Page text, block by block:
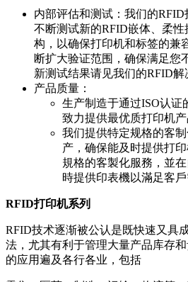
内部评估和测试：我们的
不断测试新的RFID嵌体、柔
构，以确保打印机和标签的兼
断扩大验证范围，确保满足您
新测试结果请见我们的RFID解
产品质量：
生产制造于通过ISO认证
致力提供最优质打印机产
我们提供特定规格的客
产，确保能及时提供打
規格的客製化服務，並
時提供印表機以滿足客戶
RFID打印机系列
RFID技术逐渐被公认是既快速又具
法，尤其有利于管理大量产品库存
的应用遍及各行各业，包括